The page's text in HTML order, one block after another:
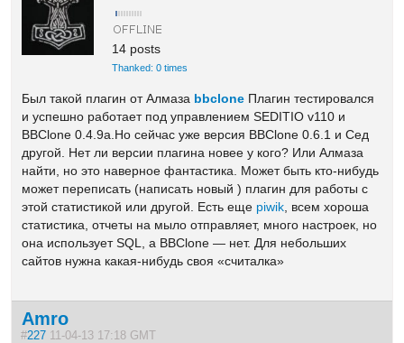
14 posts
Thanked: 0 times
Был такой плагин от Алмаза bbclone Плагин тестировался
и успешно работает под управлением SEDITIO v110 и
BBClone 0.4.9a.Но сейчас уже версия BBClone 0.6.1 и Сед
другой. Нет ли версии плагина новее у кого? Или Алмаза
найти, но это наверное фантастика. Может быть кто-нибудь
может переписать (написать новый ) плагин для работы с
этой статистикой или другой. Есть еще piwik , всем хороша
статистика, отчеты на мыло отправляет, много настроек, но
она использует SQL, а BBClone — нет. Для небольших
сайтов нужна какая-нибудь своя «считалка»
Amro
#227 11-04-13 17:18 GMT